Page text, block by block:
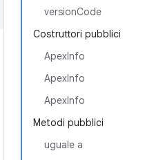
versionCode
Costruttori pubblici
ApexInfo
ApexInfo
ApexInfo
Metodi pubblici
uguale a